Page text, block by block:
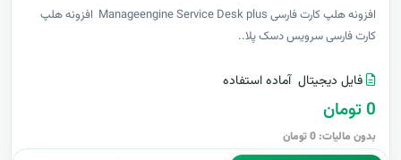
افزونه هلپ کارت فارسی Manageengine Service Desk plus افزونه هلپ
کارت فارسی سرویس دسک پلا..
فایل دیجیتال آماده استفاده
0 تومان
بدون مالیات: 0 تومان